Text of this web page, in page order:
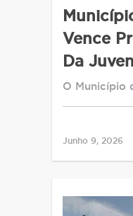
Vence
Da
O Município
Junho 9, 2026